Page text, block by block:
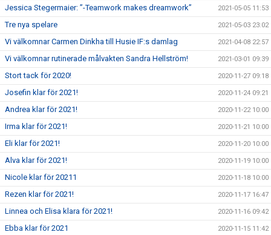
Jessica Stegermaier: ”-Teamwork makes dreamwork” 2021-05-05 11:53
Tre nya spelare 2021-05-03 23:02
Vi välkomnar Carmen Dinkha till Husie IF:s damlag 2021-04-08 22:57
Vi välkomnar rutinerade målvakten Sandra Hellström! 2021-03-01 09:39
Stort tack för 2020! 2020-11-27 09:18
Josefin klar för 2021! 2020-11-24 09:21
Andrea klar för 2021! 2020-11-22 10:00
Irma klar för 2021! 2020-11-21 10:00
Eli klar för 2021! 2020-11-20 10:00
Alva klar för 2021! 2020-11-19 10:00
Nicole klar för 20211 2020-11-18 10:00
Rezen klar för 2021! 2020-11-17 16:47
Linnea och Elisa klara för 2021! 2020-11-16 09:42
Ebba klar för 2021 2020-11-15 11:42